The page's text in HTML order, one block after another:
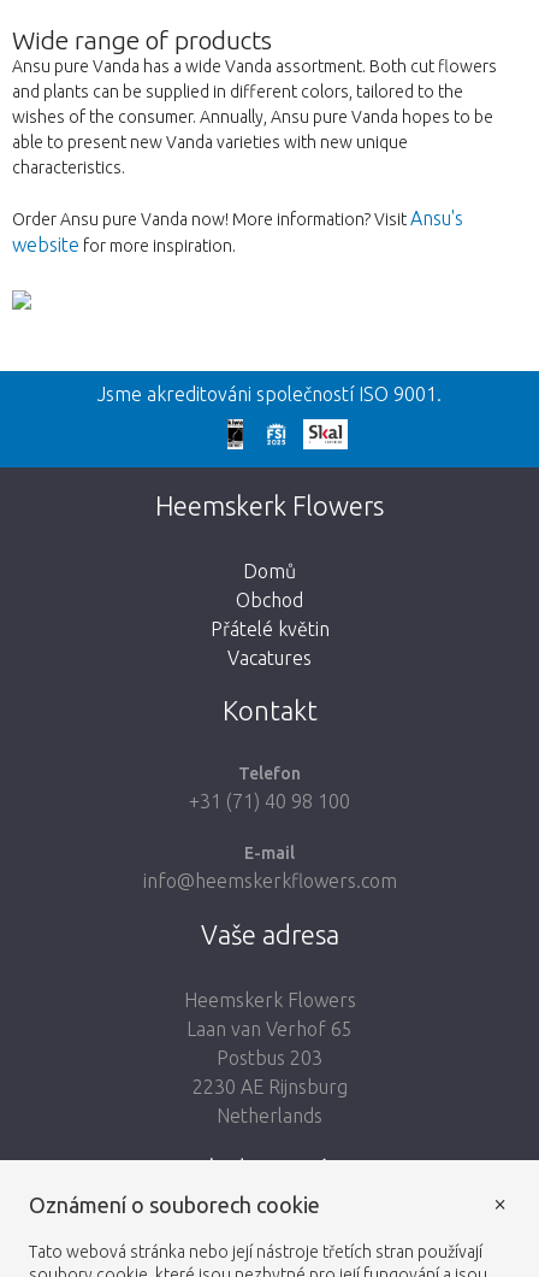
Wide range of products
Ansu pure Vanda has a wide Vanda assortment. Both cut flowers
and plants can be supplied in different colors, tailored to the
wishes of the consumer. Annually, Ansu pure Vanda hopes to be
able to present new Vanda varieties with new unique
characteristics.
Order Ansu pure Vanda now! More information? VisitAnsu's
website for more inspiration.
Zpět
Omlouváme se
Tato stránka neexistuje. Kliknutím na
tlačítko níže se vrátíte do obchodu.
Jsme akreditováni společností ISO 9001.
Heemskerk Flowers
Domů
Obchod
Přátelé květin
Vacatures
Kontakt
Telefon
+31 (71) 40 98 100
E-mail
info@heemskerkflowers.com
Vaše adresa
Heemskerk Flowers
Laan van Verhof 65
Postbus 203
2230 AE Rijnsburg
Netherlands
Sledujte nás:
Oznámení o souborech cookie
Tato webová stránka nebo její nástroje třetích stran používají
×